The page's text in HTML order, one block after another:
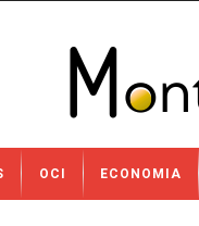
OCI ECONOMIA